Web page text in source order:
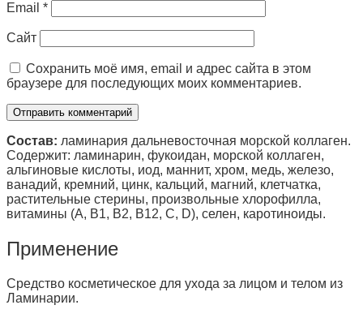
Email *
Сайт
Сохранить моё имя, email и адрес сайта в этом
браузере для последующих моих комментариев.
Состав: ламинария дальневосточная морской коллаген.
Содержит: ламинарин, фукоидан, морской коллаген,
альгиновые кислоты, иод, маннит, хром, медь, железо,
ванадий, кремний, цинк, кальций, магний, клетчатка,
растительные стерины, произвольные хлорофилла,
витамины (A, B1, B2, B12, C, D), селен, каротиноиды.
Применение
Средство косметическое для ухода за лицом и телом из
Ламинарии.